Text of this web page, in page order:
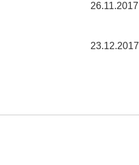
26.11.2017
23.12.2017